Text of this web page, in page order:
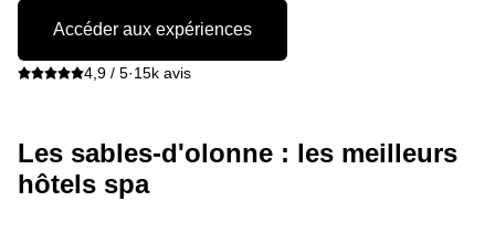
Accéder aux expériences
4,9 / 5·15k avis
Les sables-d'olonne : les meilleurs
hôtels spa